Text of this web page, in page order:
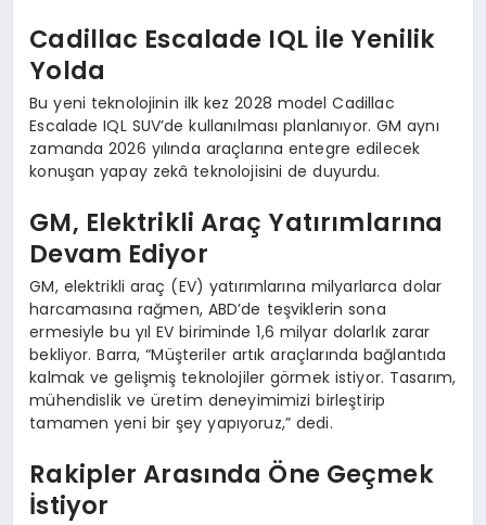
Cadillac Escalade IQL İle Yenilik
Yolda
Bu yeni teknolojinin ilk kez 2028 model Cadillac
Escalade IQL SUV’de kullanılması planlanıyor. GM aynı
zamanda 2026 yılında araçlarına entegre edilecek
konuşan yapay zekâ teknolojisini de duyurdu.
GM, Elektrikli Araç Yatırımlarına
Devam Ediyor
GM, elektrikli araç (EV) yatırımlarına milyarlarca dolar
harcamasına rağmen, ABD’de teşviklerin sona
ermesiyle bu yıl EV biriminde 1,6 milyar dolarlık zarar
bekliyor. Barra, “Müşteriler artık araçlarında bağlantıda
kalmak ve gelişmiş teknolojiler görmek istiyor. Tasarım,
mühendislik ve üretim deneyimimizi birleştirip
tamamen yeni bir şey yapıyoruz,” dedi.
Rakipler Arasında Öne Geçmek
İstiyor